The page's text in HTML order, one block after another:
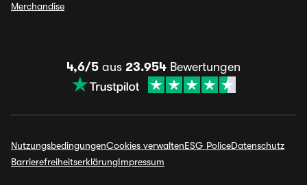
Merchandise
4,6/5 aus 23.954 Bewertungen
NutzungsbedingungenCookies verwaltenESG PoliceDatenschutz
BarrierefreiheitserklärungImpressum